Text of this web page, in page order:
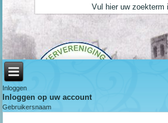
Inloggen
Inloggen op uw account
Gebruikersnaam